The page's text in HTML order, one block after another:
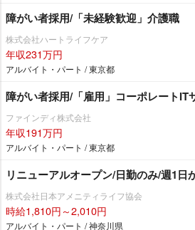
障がい者採用/「未経験歓迎」介護職
株式会社ハートライフケア
年収231万円
アルバイト・パート / 東京都
障がい者採用/「雇用」コーポレートIT
ファインディ株式会社
年収191万円
アルバイト・パート / 東京都
リニューアルオープン/日勤のみ/週1日
株式会社日本アメニティライフ協会
時給1,810円～2,010円
アルバイト・パート / 神奈川県